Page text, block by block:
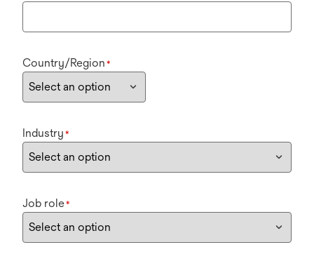
Country/Region *
Industry *
Job role*